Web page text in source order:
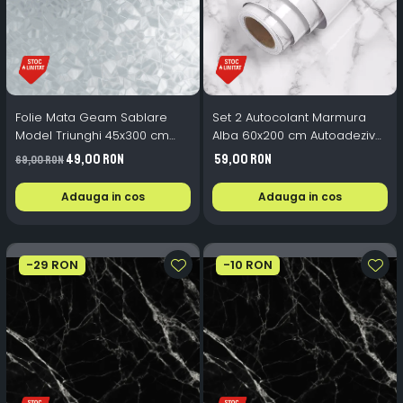
Folie Mata Geam Sablare
Model Triunghi 45x300 cm
Protectie Vizuala
69,00 RON49,00 RON
Adauga in cos
Set 2 Autocolant Marmura
Alba 60x200 cm Autoadeziv
Mobila
59,00 RON
Adauga in cos
-29 RON -10 RON